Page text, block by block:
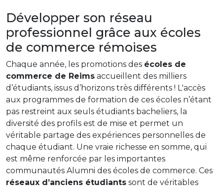
Développer son réseau
professionnel grâce aux écoles
de commerce rémoises
Chaque année, les promotions des écoles de
commerce de Reims accueillent des milliers
d’étudiants, issus d’horizons très différents ! L'accès
aux programmes de formation de ces écoles n’étant
pas restreint aux seuls étudiants bacheliers, la
diversité des profils est de mise et permet un
véritable partage des expériences personnelles de
chaque étudiant. Une vraie richesse en somme, qui
est même renforcée par les importantes
communautés Alumni des écoles de commerce. Ces
réseaux d’anciens étudiants sont de véritables